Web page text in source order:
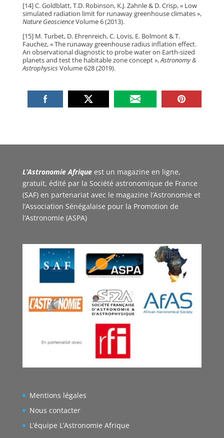
[14] C. Goldblatt, T.D. Robinson, K.J. Zahnle & D. Crisp, « Low
simulated radiation limit for runaway greenhouse climates »,
Nature GeoscienceVolume 6 (2013).
[15] M. Turbet, D. Ehrenreich, C. Lovis, E. Bolmont & T.
Fauchez, « The runaway greenhouse radius inflation effect.
An observational diagnostic to probe water on Earth-sized
planets and test the habitable zone concept »,Astronomy &
AstrophysicsVolume 628 (2019).
L’Astronomie Afrique est un magazine en ligne,
gratuit, édité par la Société astronomique de France
(SAF) en partenariat avec le magazine l’Astronomie et
l’Association Sénégalaise pour la Promotion de
l’Astronomie (ASPA)
Mentions légales
Nous contacter
L’équipe L’Astronomie Afrique